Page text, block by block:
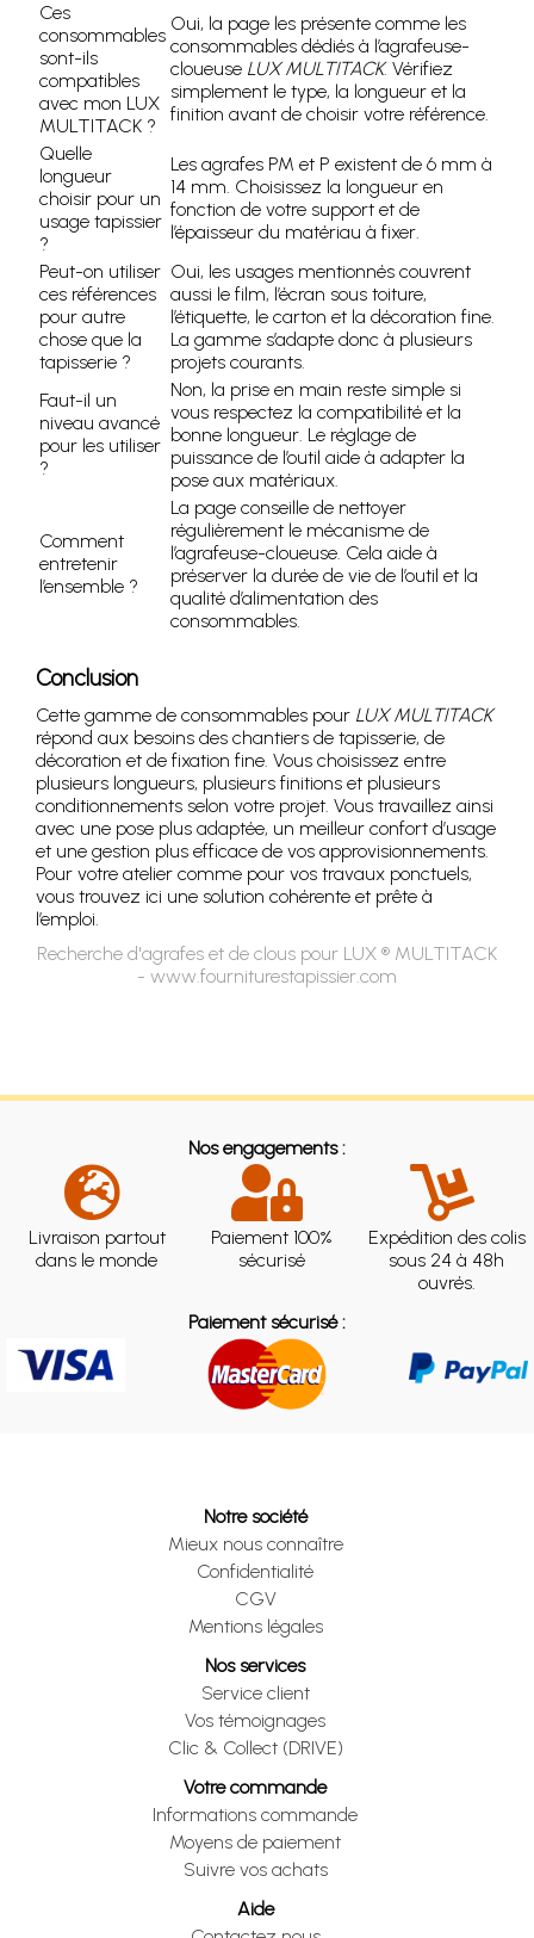
Ces
consommables
sont-ils
compatibles
avec mon LUX
MULTITACK ?
Oui, la page les présente comme les
consommables dédiés à l’agrafeuse-
cloueuse LUX MULTITACK. Vérifiez
simplement le type, la longueur et la
finition avant de choisir votre référence.
Quelle
longueur
choisir pour un
usage tapissier
?
Les agrafes PM et P existent de 6 mm à
14 mm. Choisissez la longueur en
fonction de votre support et de
l’épaisseur du matériau à fixer.
Peut-on utiliser
ces références
pour autre
chose que la
tapisserie ?
Oui, les usages mentionnés couvrent
aussi le film, l’écran sous toiture,
l’étiquette, le carton et la décoration fine.
La gamme s’adapte donc à plusieurs
projets courants.
Faut-il un
niveau avancé
pour les utiliser
?
Non, la prise en main reste simple si
vous respectez la compatibilité et la
bonne longueur. Le réglage de
puissance de l’outil aide à adapter la
pose aux matériaux.
Comment
entretenir
l’ensemble ?
La page conseille de nettoyer
régulièrement le mécanisme de
l’agrafeuse-cloueuse. Cela aide à
préserver la durée de vie de l’outil et la
qualité d’alimentation des
consommables.
Conclusion
Cette gamme de consommables pour LUX MULTITACK
répond aux besoins des chantiers de tapisserie, de
décoration et de fixation fine. Vous choisissez entre
plusieurs longueurs, plusieurs finitions et plusieurs
conditionnements selon votre projet. Vous travaillez ainsi
avec une pose plus adaptée, un meilleur confort d’usage
et une gestion plus efficace de vos approvisionnements.
Pour votre atelier comme pour vos travaux ponctuels,
vous trouvez ici une solution cohérente et prête à
l’emploi.
Recherche d'agrafes et de clous pour LUX ® MULTITACK
- www.fourniturestapissier.com
Nos engagements :
Livraison partout
dans le monde
Paiement 100%
sécurisé
Expédition des colis
sous 24 à 48h
ouvrés.
Paiement sécurisé :
Notre société
Mieux nous connaître
Confidentialité
CGV
Mentions légales
Nos services
Service client
Vos témoignages
Clic & Collect (DRIVE)
Votre commande
Informations commande
Moyens de paiement
Suivre vos achats
Aide